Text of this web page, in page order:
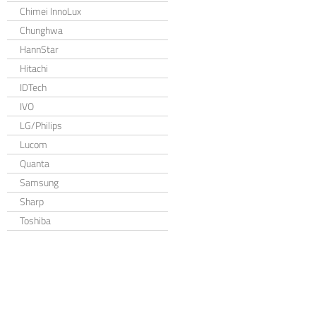
Chimei InnoLux
Chunghwa
HannStar
Hitachi
IDTech
IVO
LG/Philips
Lucom
Quanta
Samsung
Sharp
Toshiba